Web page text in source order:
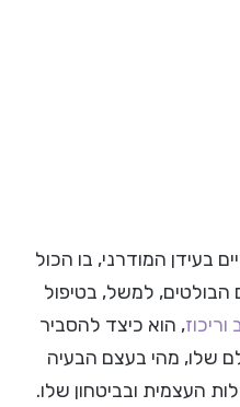
בעידן המודרני, בו הכול
למשל, בטיפול
, הוא כיצד להסביר
שלו, מהי בעצם הבעיה
העצמית ובביטחון שלו.